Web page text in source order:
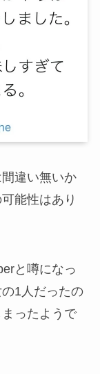
違い無いか
能性はあり
と噂になっ
1人だったの
ったようで